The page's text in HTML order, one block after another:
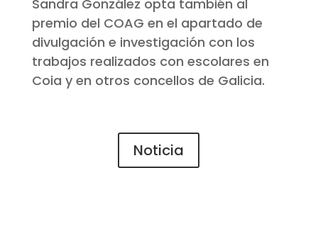
Sandra González opta también al
premio del COAG en el apartado de
divulgación e investigación con los
trabajos realizados con escolares en
Coia y en otros concellos de Galicia.
Noticia